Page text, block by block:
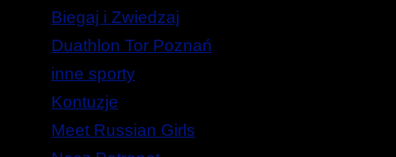
Biegaj i Zwiedzaj
Duathlon Tor Poznań
inne sporty
Kontuzje
Meet Russian Girls